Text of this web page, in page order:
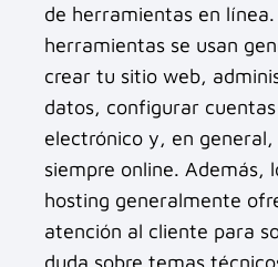
de herramientas en línea.
herramientas se usan
crear tu sitio web,
datos, configurar
electrónico y, en
siempre online. Además,
hosting generalmente
atención al cliente para
duda sobre temas